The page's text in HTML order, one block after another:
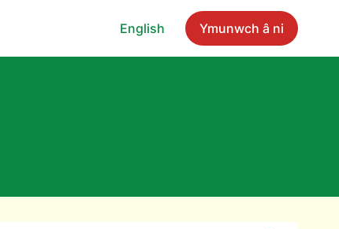
English Ymunwch â ni